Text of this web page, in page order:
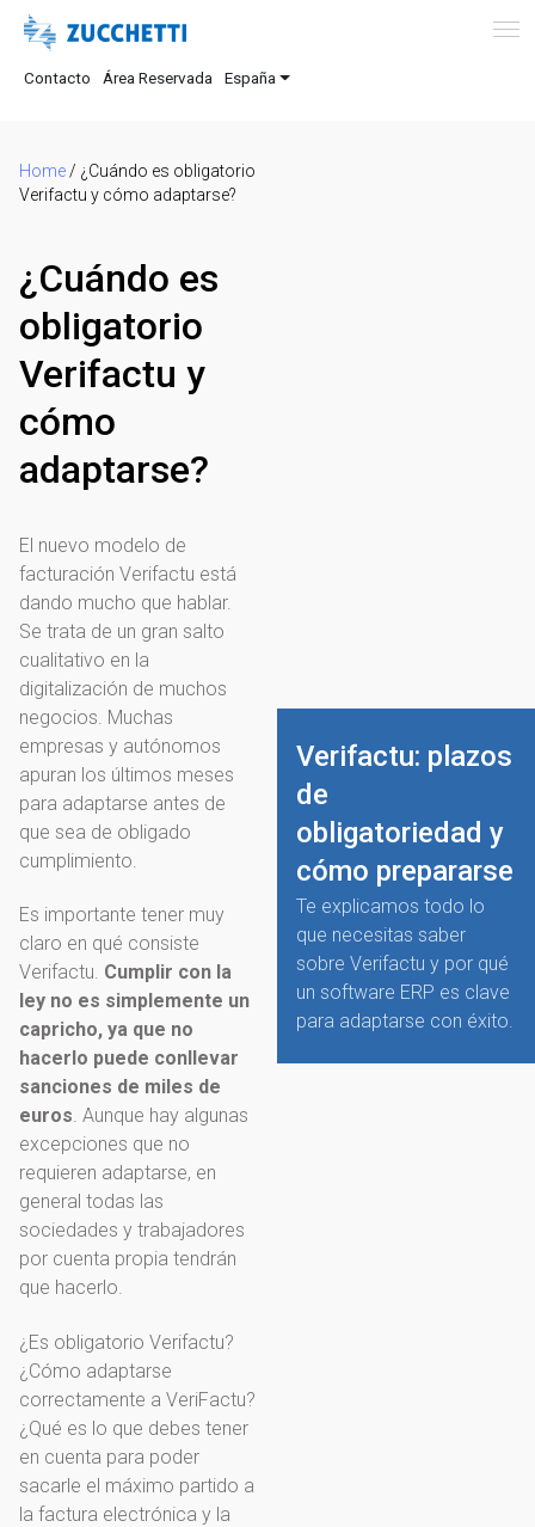
Contacto Área Reservada España
Home / ¿Cuándo es obligatorio
Verifactu y cómo adaptarse?
¿Cuándo es
obligatorio
Verifactu y
cómo
adaptarse?
El nuevo modelo de
facturación Verifactu está
dando mucho que hablar.
Se trata de un gran salto
cualitativo en la
digitalización de muchos
negocios. Muchas
empresas y autónomos
apuran los últimos meses
para adaptarse antes de
que sea de obligado
cumplimiento.
Es importante tener muy
claro en qué consiste
Verifactu. Cumplir con la
ley no es simplemente un
capricho, ya que no
hacerlo puede conllevar
sanciones de miles de
euros. Aunque hay algunas
excepciones que no
requieren adaptarse, en
general todas las
sociedades y trabajadores
por cuenta propia tendrán
que hacerlo.
¿Es obligatorio Verifactu?
¿Cómo adaptarse
correctamente a VeriFactu?
¿Qué es lo que debes tener
en cuenta para poder
sacarle el máximo partido a
la factura electrónica y la
Verifactu: plazos
de
obligatoriedad y
cómo prepararse
Te explicamos todo lo
que necesitas saber
sobre Verifactu y por qué
un software ERP es clave
para adaptarse con éxito.